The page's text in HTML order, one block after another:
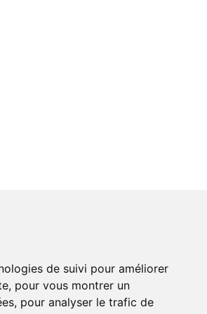
de suivi pour améliorer
pour vous montrer un
pour analyser le trafic de